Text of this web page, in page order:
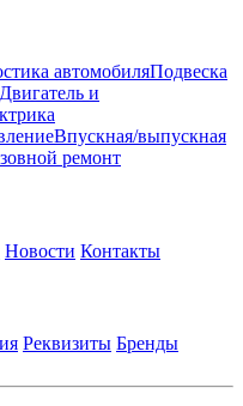
автомобиляПодвеска
Двигатель и
Впускная/выпускная
ремонт
Новости Контакты
Реквизиты Бренды